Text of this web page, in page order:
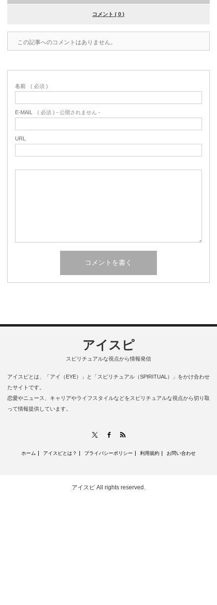
コメント ( 0 )
この記事へのコメントはありません。
名前 ( 必須 )
E-MAIL ( 必須 ) - 公開されません -
URL
アイスピ
スピリチュアルな視点から情報発信
アイスピとは、「アイ（EYE）」と「スピリチュアル（SPIRITUAL）」をかけ合わせ
たサイトです。
恋愛やニュース、キャリアやライフスタイルなどをスピリチュアルな視点から切り取
って情報提供しています。
X Facebook
ホーム アイスピとは？ プライバシーポリシー 利用規約 お問い合わせ
アイスピ All rights reserved.